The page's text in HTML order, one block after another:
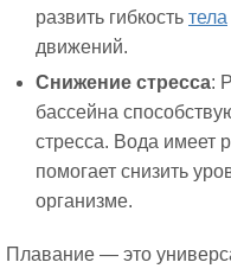
развить гибкость тела
движений.
Снижение стресса:
бассейна
стресса. Вода имеет
помогает снизить
организме.
Плавание — это